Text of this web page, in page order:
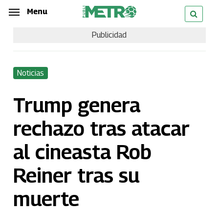
Skip
content
Menu
Publicidad
Noticias
Trump genera
rechazo tras atacar
al cineasta Rob
Reiner tras su
muerte
Menu